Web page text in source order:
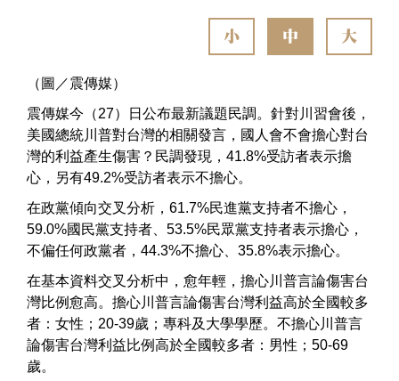
小 中 大
（圖／震傳媒）
震傳媒今（27）日公布最新議題民調。針對川習會後，
美國總統川普對台灣的相關發言，國人會不會擔心對台
灣的利益產生傷害？民調發現，41.8%受訪者表示擔
心，另有49.2%受訪者表示不擔心。
在政黨傾向交叉分析，61.7%民進黨支持者不擔心，
59.0%國民黨支持者、53.5%民眾黨支持者表示擔心，
不偏任何政黨者，44.3%不擔心、35.8%表示擔心。
在基本資料交叉分析中，愈年輕，擔心川普言論傷害台
灣比例愈高。擔心川普言論傷害台灣利益高於全國較多
者：女性；20-39歲；專科及大學學歷。不擔心川普言
論傷害台灣利益比例高於全國較多者：男性；50-69
歲。